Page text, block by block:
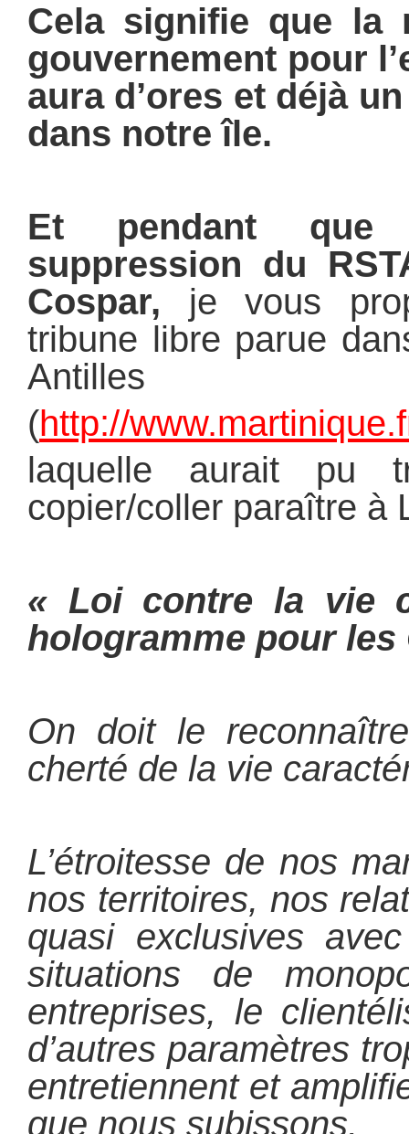
Cela signifie que la
gouvernement pour
aura d’ores et déjà
dans notre île.
Et pendant
suppression du
Cospar, je vous
tribune libre parue
Antilles
(http://
laquelle aurait pu
copier/coller paraître à
« Loi contre la vie
hologramme pour les
On doit le
cherté de la vie
L’étroitesse de nos
nos territoires, nos
quasi exclusives
situations de
entreprises, le
d’autres paramètres
entretiennent et
que nous subissons.